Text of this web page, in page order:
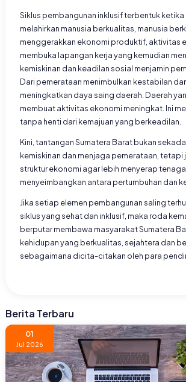
Siklus pembangunan inklusif terbentuk
melahirkan manusia berkualitas, manusia
menggerakkan ekonomi produktif, aktivitas
membuka lapangan kerja yang kemudian
kemiskinan dan keadilan sosial menjamin
Dari pemerataan menimbulkan kestabilan
meningkatkan daya saing daerah. Daerah
membuat aktivitas ekonomi meningkat. Ini
tanpa henti dari kemajuan yang berkeadilan.
Kini, tantangan Sumatera Barat bukan
kemiskinan dan menjaga pemerataan, tetapi
struktur ekonomi agar lebih menyerap
menyeimbangkan antara pertumbuhan dan
Jika setiap elemen pembangunan saling
siklus yang sehat dan inklusif, maka roda
berputar membawa masyarakat Sumatera
kehidupan yang berkualitas, sejahtera dan
sebagaimana dicita-citakan oleh para
Berita Terbaru
01
Jul 2026